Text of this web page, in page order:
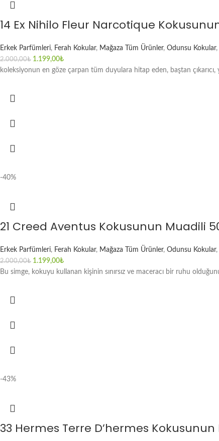
14 Ex Nihilo Fleur Narcotique
Erkek Parfümleri, Ferah Kokular, Mağaza Tüm Ürünler, Odunsu Kokular,
2.000,00₺ 1.199,00₺
koleksiyonun en göze çarpan tüm duyulara hitap eden, baştan
-40%
21 Creed Aventus Kokusunun Muadili
Erkek Parfümleri, Ferah Kokular, Mağaza Tüm Ürünler, Odunsu Kokular,
2.000,00₺ 1.199,00₺
Bu simge, kokuyu kullanan kişinin sınırsız ve maceracı bir ruhu
-43%
33 Hermes Terre D’hermes